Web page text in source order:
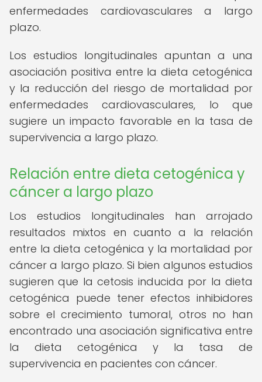
enfermedades cardiovasculares a largo
plazo.
Los estudios longitudinales apuntan a una
asociación positiva entre la dieta cetogénica
y la reducción del riesgo de mortalidad por
enfermedades cardiovasculares, lo que
sugiere un impacto favorable en la tasa de
supervivencia a largo plazo.
Relación entre dieta cetogénica y
cáncer a largo plazo
Los estudios longitudinales han arrojado
resultados mixtos en cuanto a la relación
entre la dieta cetogénica y la mortalidad por
cáncer a largo plazo. Si bien algunos estudios
sugieren que la cetosis inducida por la dieta
cetogénica puede tener efectos inhibidores
sobre el crecimiento tumoral, otros no han
encontrado una asociación significativa entre
la dieta cetogénica y la tasa de
supervivencia en pacientes con cáncer.